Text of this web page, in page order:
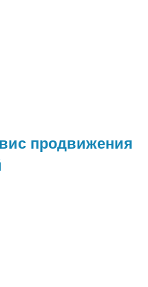
продвижения